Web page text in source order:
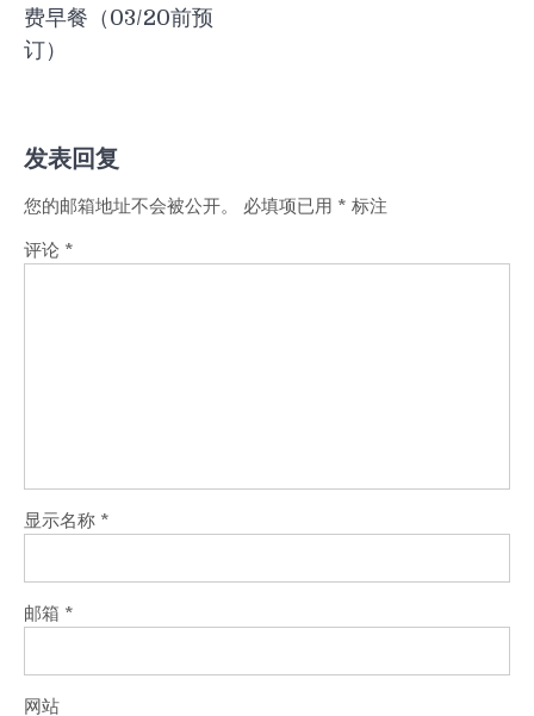
航
费早餐（03/20前预
订）
发表回复
您的邮箱地址不会被公开。 必填项已用 * 标注
评论 *
显示名称 *
邮箱 *
网站